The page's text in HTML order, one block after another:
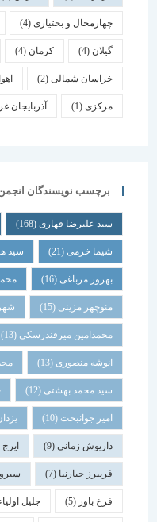
چهارمحال و بختیاری (4)
کرمان یزد
خراسان شمالی(2) اهواز
(1) آذربایجان غربی(1)
برچسب نویسندگان انجمن
سید علیرضا قهاری(168) بیژن
شیما خرمی(21) سید هادی
بهروز مرباغی (16) محمد
منوچهر مزینی(15) شهریار
محمدامین میرفندرسکی(13)
انوشه منصوری(13) محمد
سید محمد بهشتی(12)
امیر جوانبخت(10) یزدان
داریوش زمانی(9) ایرج اعتصام
فریبرز جبارنیا(7) سیروس باور
فرخ باور(5) جلیل اولیاء(5)